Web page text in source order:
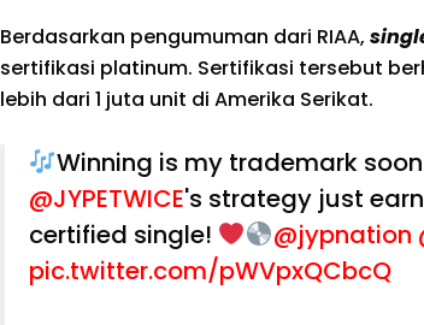
Berdasarkan pengumuman dari RIAA,
sertifikasi platinum. Sertifikasi tersebut
lebih dari 1 juta unit di Amerika Serikat.
Winning is my trademark
@JYPETWICE's strategy just
certified single!
@jypnation
pic.twitter.com/pWVpxQCbcQ